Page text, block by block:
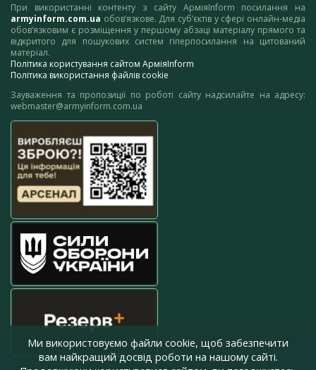
При використанні контенту з сайту АрміяInform посилання на
armyinform.com.ua обов’язкове. Для суб’єктів у сфері онлайн-медіа
обов’язковим є розміщення у першому абзаці матеріалу прямого та
відкритого для пошукових систем гіперпосилання на цитований
матеріал.
Політика користування сайтом АрміяInform
Політика використання файлів cookie
Зауваження та пропозиції по роботі сайту надсилайте на адресу:
webmaster@armyinform.com.ua
Ми використовуємо файли cookie, щоб забезпечити
вам найкращий досвід роботи на нашому сайті.